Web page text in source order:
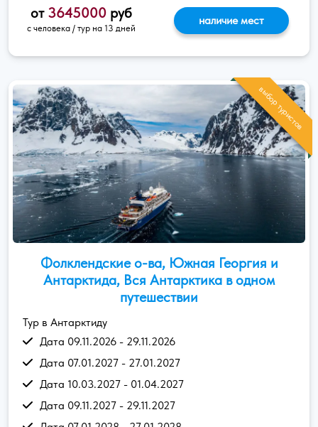
от 3645000 руб
с человека / тур на 13 дней
наличие мест
Фолклендские о-ва, Южная Георгия и
Антарктида, Вся Антарктика в одном
путешествии
выбор туристов
Тур в Антарктиду
Дата 09.11.2026 - 29.11.2026
Дата 07.01.2027 - 27.01.2027
Дата 10.03.2027 - 01.04.2027
Дата 09.11.2027 - 29.11.2027